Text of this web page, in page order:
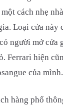
cách nhẹ
Loại cửa này
người mở cửa
Ferrari hiện
của mình.
hàng phổ